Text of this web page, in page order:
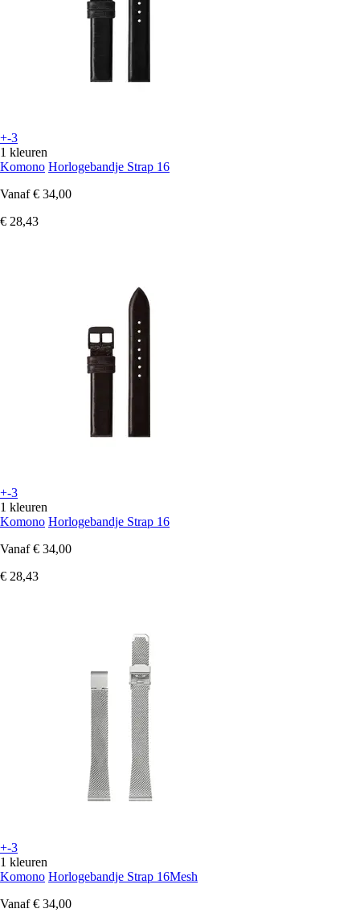
+-3
1 kleuren
Komono Horlogebandje Strap 16
Vanaf € 34,00
€ 28,43
+-3
1 kleuren
Komono Horlogebandje Strap 16
Vanaf € 34,00
€ 28,43
+-3
1 kleuren
Komono Horlogebandje Strap 16Mesh
Vanaf € 34,00